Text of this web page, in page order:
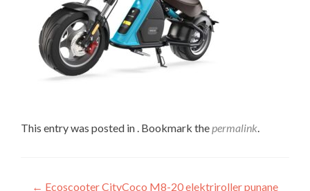
This entry was posted in . Bookmark thepermalink.
← Ecoscooter CityCoco M8-20 elektriroller punane